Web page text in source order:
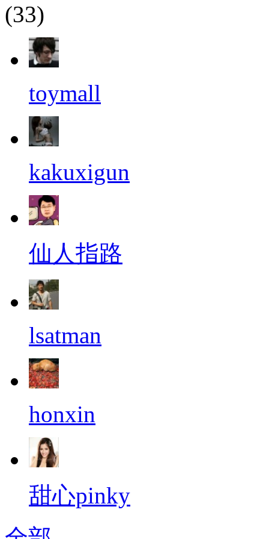
(33)
toymall
kakuxigun
仙人指路
lsatman
honxin
甜心pinky